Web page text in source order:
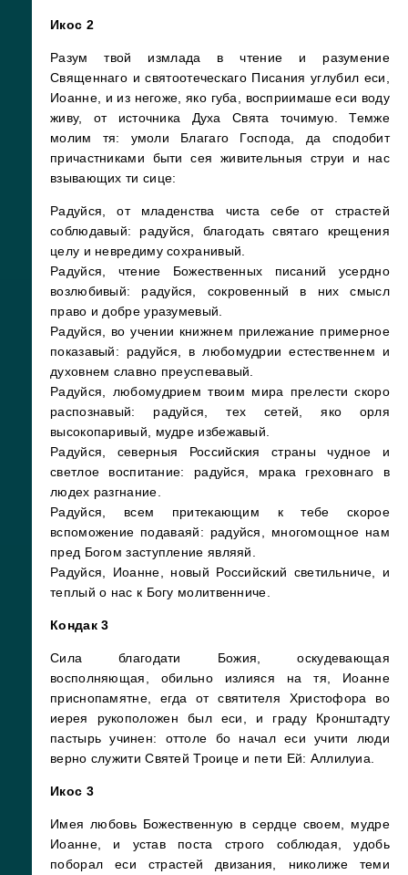
Икос 2
Разум твой измлада в чтение и разумение
Священнаго и святоотеческаго Писания углубил еси,
Иоанне, и из негоже, яко губа, восприимаше еси воду
живу, от источника Духа Свята точимую. Темже
молим тя: умоли Благаго Господа, да сподобит
причастниками быти сея живительныя струи и нас
взывающих ти сице:
Радуйся, от младенства чиста себе от страстей
соблюдавый: радуйся, благодать святаго крещения
целу и невредиму сохранивый.
Радуйся, чтение Божественных писаний усердно
возлюбивый: радуйся, сокровенный в них смысл
право и добре уразумевый.
Радуйся, во учении книжнем прилежание примерное
показавый: радуйся, в любомудрии естественнем и
духовнем славно преуспевавый.
Радуйся, любомудрием твоим мира прелести скоро
распознавый: радуйся, тех сетей, яко орля
высокопаривый, мудре избежавый.
Радуйся, северныя Российския страны чудное и
светлое воспитание: радуйся, мрака греховнаго в
людех разгнание.
Радуйся, всем притекающим к тебе скорое
вспоможение подаваяй: радуйся, многомощное нам
пред Богом заступление являяй.
Радуйся, Иоанне, новый Российский светильниче, и
теплый о нас к Богу молитвенниче
Кондак 3
Сила благодати Божия, оскудевающая
восполняющая, обильно излияся на тя, Иоанне
приснопамятне, егда от святителя Христофора во
иерея рукоположен был еси, и граду Кронштадту
пастырь учинен: оттоле бо начал еси учити люди
верно служити Святей Троице и пети Ей: Аллилуиа.
Икос 3
Имея любовь Божественную в сердце своем, мудре
Иоанне, и устав поста строго соблюдая, удобь
поборал еси страстей двизания, николиже теми